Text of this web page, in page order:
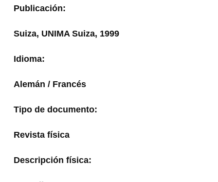
Publicación:
Suiza, UNIMA Suiza, 1999
Idioma:
Alemán / Francés
Tipo de documento:
Revista física
Descripción física: